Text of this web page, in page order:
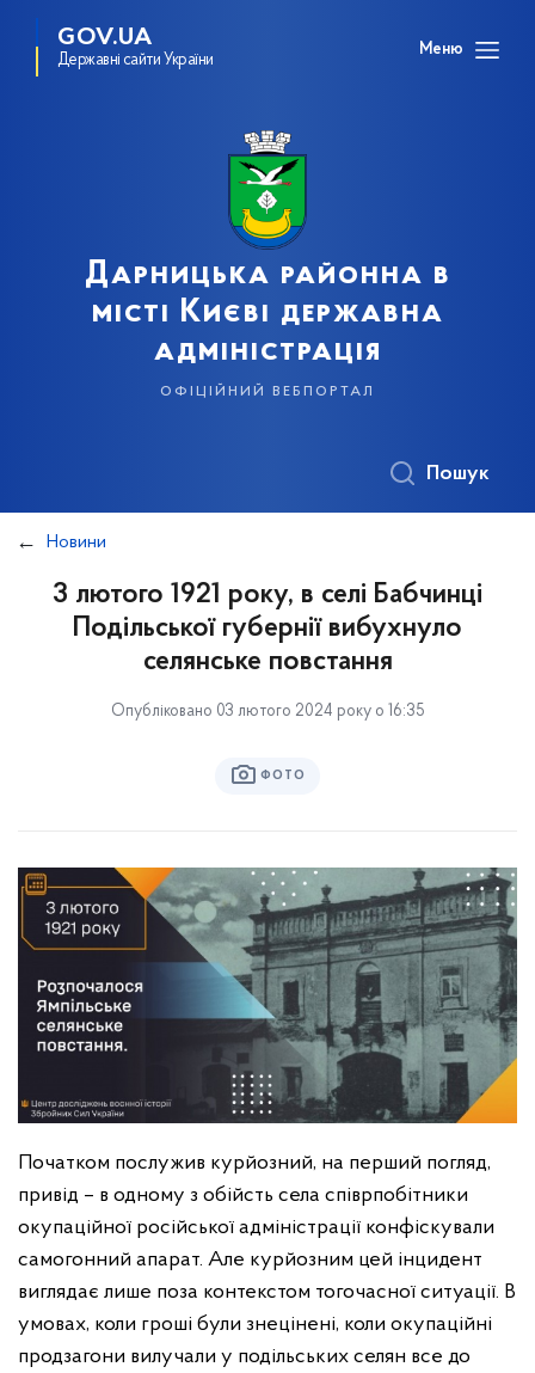
GOV.UA
Державні сайти України
Меню
Дарницька районна в
місті Києві державна
адміністрація
офіційний вебпортал
Пошук
Новини
3 лютого 1921 року, в селі Бабчинці
Подільської губернії вибухнуло
селянське повстання
Опубліковано 03 лютого 2024 року о 16:35
ФОТО
Початком послужив курйозний, на перший погляд,
привід – в одному з обійсть села співрпобітники
окупаційної російської адміністрації конфіскували
самогонний апарат. Але курйозним цей інцидент
виглядає лише поза контекстом тогочасної ситуації. В
умовах, коли гроші були знецінені, коли окупаційні
продзагони вилучали у подільських селян все до